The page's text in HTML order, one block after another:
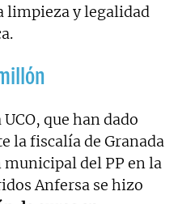
limpieza y legalidad
que han dado
la fiscalía de Granada
del PP en la
Anfersa se hizo